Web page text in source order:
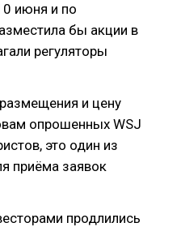
июня и по
бы акции в
регуляторы
и цену
опрошенных WSJ
это один из
приёма заявок
продлились